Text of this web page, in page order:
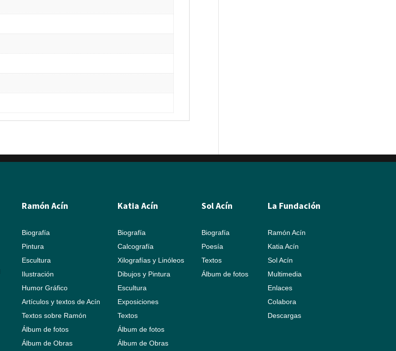
Ramón Acín
Biografía
Pintura
Escultura
Ilustración
Humor Gráfico
Artículos y textos de Acín
Textos sobre Ramón
Álbum de fotos
Álbum de Obras
Katia Acín
Biografía
Calcografía
Xilografías y Linóleos
Dibujos y Pintura
Escultura
Exposiciones
Textos
Álbum de fotos
Álbum de Obras
Sol Acín
Biografía
Poesía
Textos
Álbum de fotos
La Fundación
Ramón Acín
Katia Acín
Sol Acín
Multimedia
Enlaces
Colabora
Descargas